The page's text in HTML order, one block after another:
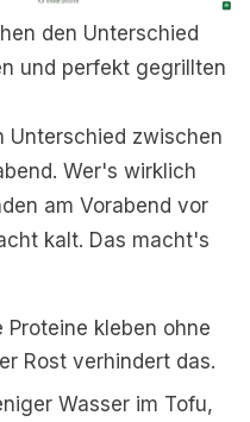
den Unterschied
und perfekt gegrillten
Unterschied zwischen
Wer's wirklich
am Vorabend vor
kalt. Das macht's
Proteine kleben ohne
Rost verhindert das.
Wasser im Tofu,